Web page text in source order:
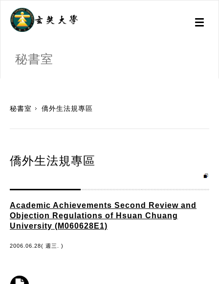
Toggle
秘書室
秘書室 僑外生法規專區
僑外生法規專區
Academic Achievements Second Review and
Objection Regulations of Hsuan Chuang
University (M060628E1)
2006.06.28( 週三. )